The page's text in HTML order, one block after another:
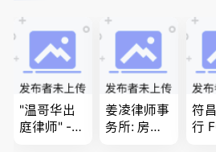
团聚，投资
移民以及各
类省提名和
技术移民
问题
民
"温哥华出
庭律师" -
姜凌律师事
务所: 房产
符
行